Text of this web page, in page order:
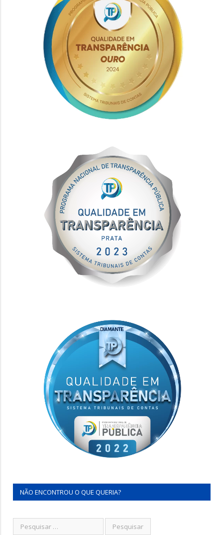
NÃO ENCONTROU O QUE QUERIA?